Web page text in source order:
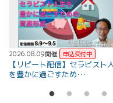
2026.08.09開催
【リピート配信】セラピスト
を豊かに過ごすため…